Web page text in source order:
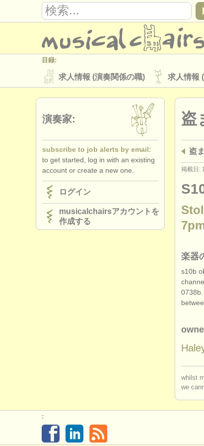
目録:
求人情報 (演奏関係の職) 求人情報
楽器の販売 盗まれた楽器
ディレクトリー:
音楽学校
musicalchairs:
musicalchairsについて お問い合
出版社:
掲載方法 find out about our
盗
盗
掲載日:
楽器
s10b
whilst
we
演奏家:
subscribe to job alerts by email:
to get started, log in with an existing
account or create a new one.
ログイン
musicalchairsアカウントを
作成する
: